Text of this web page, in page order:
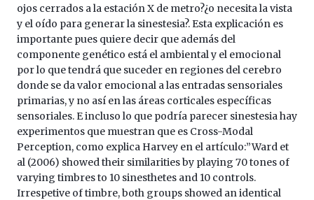
ojos cerrados a la estación X de metro?¿o necesita la vista
y el oído para generar la sinestesia?. Esta explicación es
importante pues quiere decir que además del
componente genético está el ambiental y el emocional
por lo que tendrá que suceder en regiones del cerebro
donde se da valor emocional a las entradas sensoriales
primarias, y no así en las áreas corticales específicas
sensoriales. E incluso lo que podría parecer sinestesia hay
experimentos que muestran que es Cross-Modal
Perception, como explica Harvey en el artículo:”Ward et
al (2006) showed their similarities by playing 70 tones of
varying timbres to 10 sinesthetes and 10 controls.
Irrespetive of timbre, both groups showed an identical